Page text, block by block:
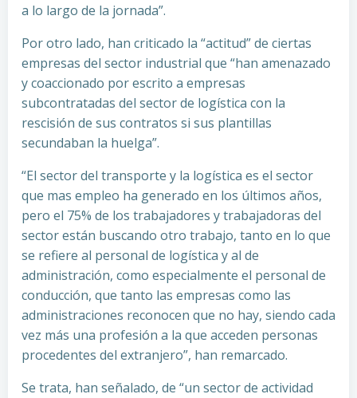
a lo largo de la jornada”.
Por otro lado, han criticado la “actitud” de ciertas
empresas del sector industrial que “han amenazado
y coaccionado por escrito a empresas
subcontratadas del sector de logística con la
rescisión de sus contratos si sus plantillas
secundaban la huelga”.
“El sector del transporte y la logística es el sector
que mas empleo ha generado en los últimos años,
pero el 75% de los trabajadores y trabajadoras del
sector están buscando otro trabajo, tanto en lo que
se refiere al personal de logística y al de
administración, como especialmente el personal de
conducción, que tanto las empresas como las
administraciones reconocen que no hay, siendo cada
vez más una profesión a la que acceden personas
procedentes del extranjero”, han remarcado.
Se trata, han señalado, de “un sector de actividad